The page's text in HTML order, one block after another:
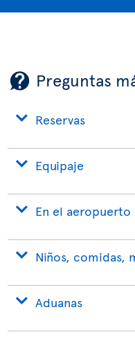
Preguntas
Reservas
Equipaje
En el aeropuerto
Niños, comidas,
Aduanas